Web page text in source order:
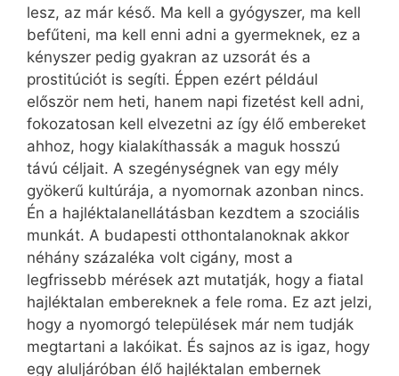
lesz, az már késő. Ma kell a gyógyszer, ma kell
befűteni, ma kell enni adni a gyermeknek, ez a
kényszer pedig gyakran az uzsorát és a
prostitúciót is segíti. Éppen ezért például
először nem heti, hanem napi fizetést kell adni,
fokozatosan kell elvezetni az így élő embereket
ahhoz, hogy kialakíthassák a maguk hosszú
távú céljait. A szegénységnek van egy mély
gyökerű kultúrája, a nyomornak azonban nincs.
Én a hajléktalanellátásban kezdtem a szociális
munkát. A budapesti otthontalanoknak akkor
néhány százaléka volt cigány, most a
legfrissebb mérések azt mutatják, hogy a fiatal
hajléktalan embereknek a fele roma. Ez azt jelzi,
hogy a nyomorgó települések már nem tudják
megtartani a lakóikat. És sajnos az is igaz, hogy
egy aluljáróban élő hajléktalan embernek